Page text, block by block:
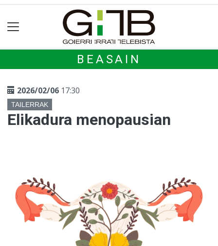
BEASAIN
2026/02/06 17:30
TAILERRAK
Elikadura menopausian